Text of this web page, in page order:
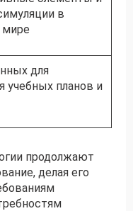
в
мире
для
учебных планов и
продолжают
делая его